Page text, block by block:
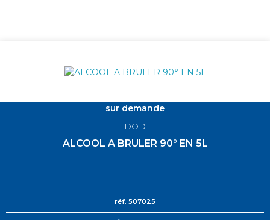
sur demande
DOD
ALCOOL A BRULER 90° EN 5L
réf. 507025